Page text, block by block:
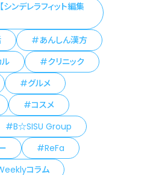
シンデレラフィット編集
あんしん漢方
ル
クリニック
グルメ
コスメ
B☆SISU Group
ReFa
コラム